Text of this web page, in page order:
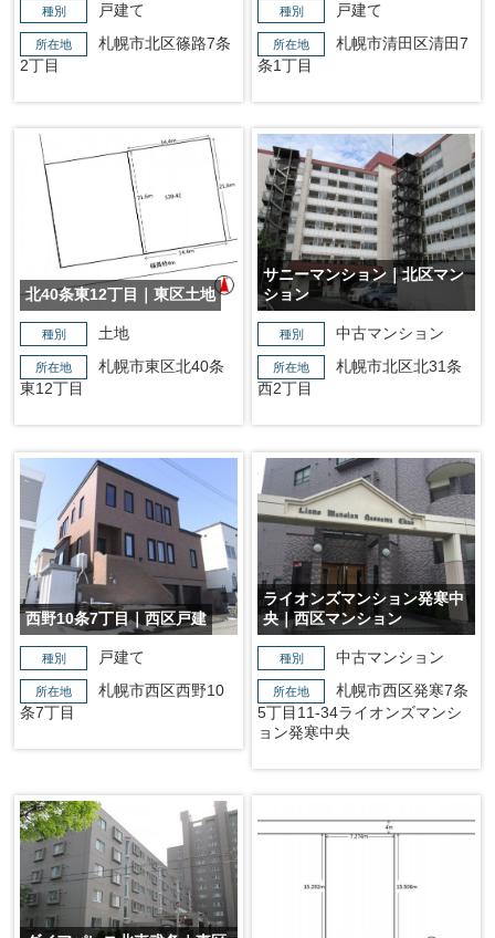
種別 戸建て
所在地
札幌市北区篠路7条
2丁目
種別 戸建て
所在地
札幌市清田区清田7
条1丁目
北40条東12丁目｜東区土地
種別 土地
所在地
札幌市東区北40条
東12丁目
サニーマンション｜北区マン
ション
種別 中古マンション
所在地
札幌市北区北31条
西2丁目
西野10条7丁目｜西区戸建
種別 戸建て
所在地
札幌市西区西野10
条7丁目
ライオンズマンション発寒中
央｜西区マンション
種別 中古マンション
所在地
札幌市西区発寒7条
5丁目11-34ライオンズマンシ
ョン発寒中央